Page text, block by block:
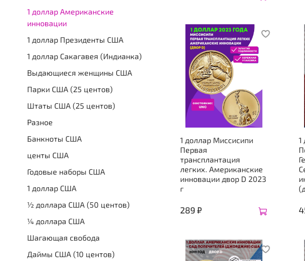
1 доллар Миссисипи
Первая
трансплантация
легких. Американские
инновации двор D 2023
г
289 ₽
1
1 доллар Американские
инновации
1 доллар Президенты США
1 доллар Сакагавея (Индианка)
Выдающиеся женщины США
Парки США (25 центов)
Штаты США (25 центов)
Разное
Банкноты США
центы США
Годовые наборы США
1 доллар США
½ доллара США (50 центов)
¼ доллара США
Шагающая свобода
Даймы США (10 центов)